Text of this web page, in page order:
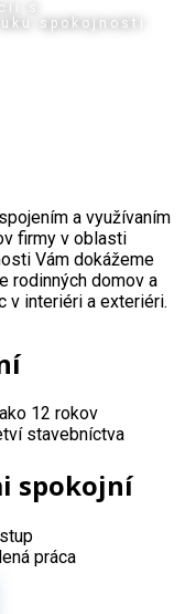
s
spokojnosti
a využívaním
firmy v oblasti
Vám dokážeme
rodinných domov a
v interiéri a exteriéri.
12 rokov
stavebníctva
spokojní
práca